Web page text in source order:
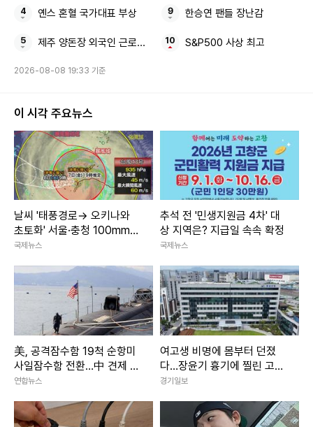
옌스 혼혈 국가대표 부상
제주 양돈장 외국인 근로자 질식해 숨져
한승연 팬들 장난감
S&P500 사상 최고
2026-08-08 19:33 기준
이 시각 주요뉴스
날씨 '태풍경로→ 오키나와
초토화' 서울·충청 100mm이
상 소나기 주말날씨
국제뉴스
추석 전 '민생지원금 4차' 대
상 지역은? 지급일 속속 확정
국제뉴스
美, 공격잠수함 19척 순항미
사일잠수함 전환…中 견제 강
화
연합뉴스
여고생 비명에 몸부터 던졌
다…장윤기 흉기에 찔린 고교
생 ‘의상자’ 인정
경기일보